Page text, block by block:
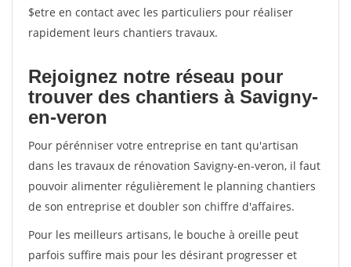
$etre en contact avec les particuliers pour réaliser
rapidement leurs chantiers travaux.
Rejoignez notre réseau pour
trouver des chantiers à Savigny-
en-veron
Pour pérénniser votre entreprise en tant qu'artisan
dans les travaux de rénovation Savigny-en-veron, il faut
pouvoir alimenter régulièrement le planning chantiers
de son entreprise et doubler son chiffre d'affaires.
Pour les meilleurs artisans, le bouche à oreille peut
parfois suffire mais pour les désirant progresser et